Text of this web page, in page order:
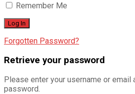
Remember Me
Forgotten Password?
Retrieve your password
Please enter your username or
password.